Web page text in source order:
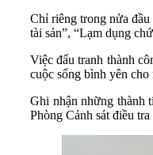
Chỉ riêng trong nửa đầu
tài sản”, “Lạm dụng
Việc đấu tranh thành
cuộc sống bình yên cho
Ghi nhận những thành
Phòng Cảnh sát điều